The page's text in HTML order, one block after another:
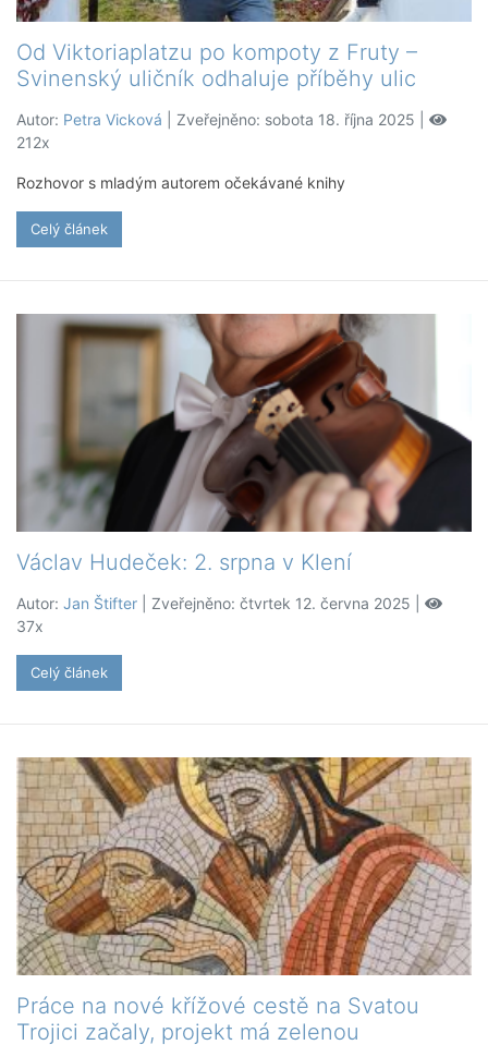
Od Viktoriaplatzu po kompoty z Fruty –
Svinenský uličník odhaluje příběhy ulic
Autor: Petra Vicková | Zveřejněno: sobota 18. října 2025 |
212x
Rozhovor s mladým autorem očekávané knihy
Celý článek
Václav Hudeček: 2. srpna v Klení
Autor: Jan Štifter | Zveřejněno: čtvrtek 12. června 2025 |
37x
Celý článek
Práce na nové křížové cestě na Svatou
Trojici začaly, projekt má zelenou